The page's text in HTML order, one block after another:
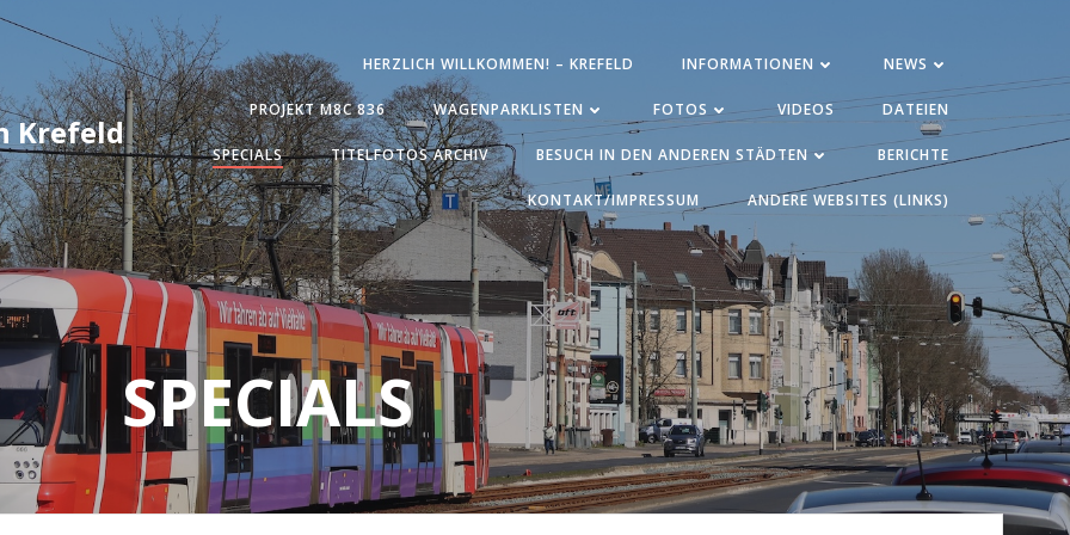
Krefeld
HERZLICH WILLKOMMEN! – KREFELD INFORMATIONEN NEWS
PROJEKT M8C 836 WAGENPARKLISTEN FOTOS VIDEOS DATEIEN
SPECIALS TITELFOTOS ARCHIV BESUCH IN DEN ANDEREN STÄDTEN BERICHTE
KONTAKT/IMPRESSUM ANDERE WEBSITES (LINKS)
SPECIALS